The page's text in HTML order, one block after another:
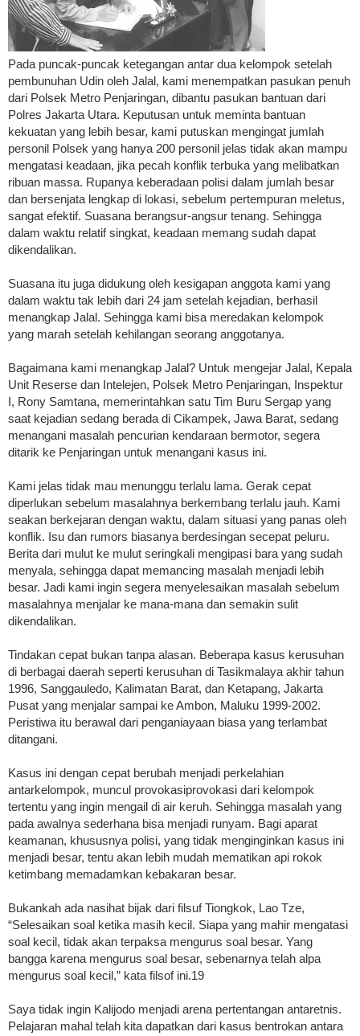
Pada puncak-puncak ketegangan antar dua kelompok setelah
pembunuhan Udin oleh Jalal, kami menempatkan pasukan penuh
dari Polsek Metro Penjaringan, dibantu pasukan bantuan dari
Polres Jakarta Utara. Keputusan untuk meminta bantuan
kekuatan yang lebih besar, kami putuskan mengingat jumlah
personil Polsek yang hanya 200 personil jelas tidak akan mampu
mengatasi keadaan, jika pecah konflik terbuka yang melibatkan
ribuan massa. Rupanya keberadaan polisi dalam jumlah besar
dan bersenjata lengkap di lokasi, sebelum pertempuran meletus,
sangat efektif. Suasana berangsur-angsur tenang. Sehingga
dalam waktu relatif singkat, keadaan memang sudah dapat
dikendalikan.
Suasana itu juga didukung oleh kesigapan anggota kami yang
dalam waktu tak lebih dari 24 jam setelah kejadian, berhasil
menangkap Jalal. Sehingga kami bisa meredakan kelompok
yang marah setelah kehilangan seorang anggotanya.
Bagaimana kami menangkap Jalal? Untuk mengejar Jalal, Kepala
Unit Reserse dan Intelejen, Polsek Metro Penjaringan, Inspektur
I, Rony Samtana, memerintahkan satu Tim Buru Sergap yang
saat kejadian sedang berada di Cikampek, Jawa Barat, sedang
menangani masalah pencurian kendaraan bermotor, segera
ditarik ke Penjaringan untuk menangani kasus ini.
Kami jelas tidak mau menunggu terlalu lama. Gerak cepat
diperlukan sebelum masalahnya berkembang terlalu jauh. Kami
seakan berkejaran dengan waktu, dalam situasi yang panas oleh
konflik. Isu dan rumors biasanya berdesingan secepat peluru.
Berita dari mulut ke mulut seringkali mengipasi bara yang sudah
menyala, sehingga dapat memancing masalah menjadi lebih
besar. Jadi kami ingin segera menyelesaikan masalah sebelum
masalahnya menjalar ke mana-mana dan semakin sulit
dikendalikan.
Tindakan cepat bukan tanpa alasan. Beberapa kasus kerusuhan
di berbagai daerah seperti kerusuhan di Tasikmalaya akhir tahun
1996, Sanggauledo, Kalimatan Barat, dan Ketapang, Jakarta
Pusat yang menjalar sampai ke Ambon, Maluku 1999-2002.
Peristiwa itu berawal dari penganiayaan biasa yang terlambat
ditangani.
Kasus ini dengan cepat berubah menjadi perkelahian
antarkelompok, muncul provokasi­provokasi dari kelompok
tertentu yang ingin mengail di air keruh. Sehingga masalah yang
pada awalnya sederhana bisa menjadi runyam. Bagi aparat
keamanan, khususnya polisi, yang tidak menginginkan kasus ini
menjadi besar, tentu akan lebih mudah mematikan api rokok
ketimbang memadamkan kebakaran besar.
Bukankah ada nasihat bijak dari filsuf Tiongkok, Lao Tze,
“Selesaikan soal ketika masih kecil. Siapa yang mahir mengatasi
soal kecil, tidak akan terpaksa mengurus soal besar. Yang
bangga karena mengurus soal besar, sebenarnya telah alpa
mengurus soal kecil,” kata filsof ini.19
Saya tidak ingin Kalijodo menjadi arena pertentangan antaretnis.
Pelajaran mahal telah kita dapatkan dari kasus bentrokan antara